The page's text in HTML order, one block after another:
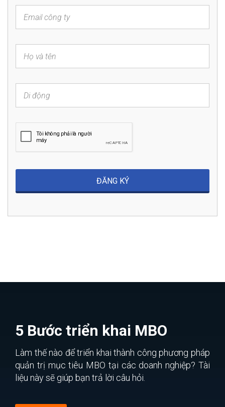
5 Bước triển khai MBO
Làm thế nào để triển khai thành công phương pháp
quản trị mục tiêu MBO tại các doanh nghiệp? Tài
liệu này sẽ giúp bạn trả lời câu hỏi.